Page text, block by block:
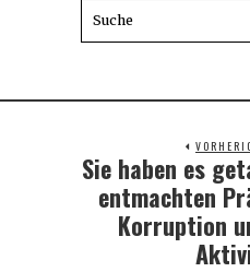
Sie haben es
entmachten
Korruption